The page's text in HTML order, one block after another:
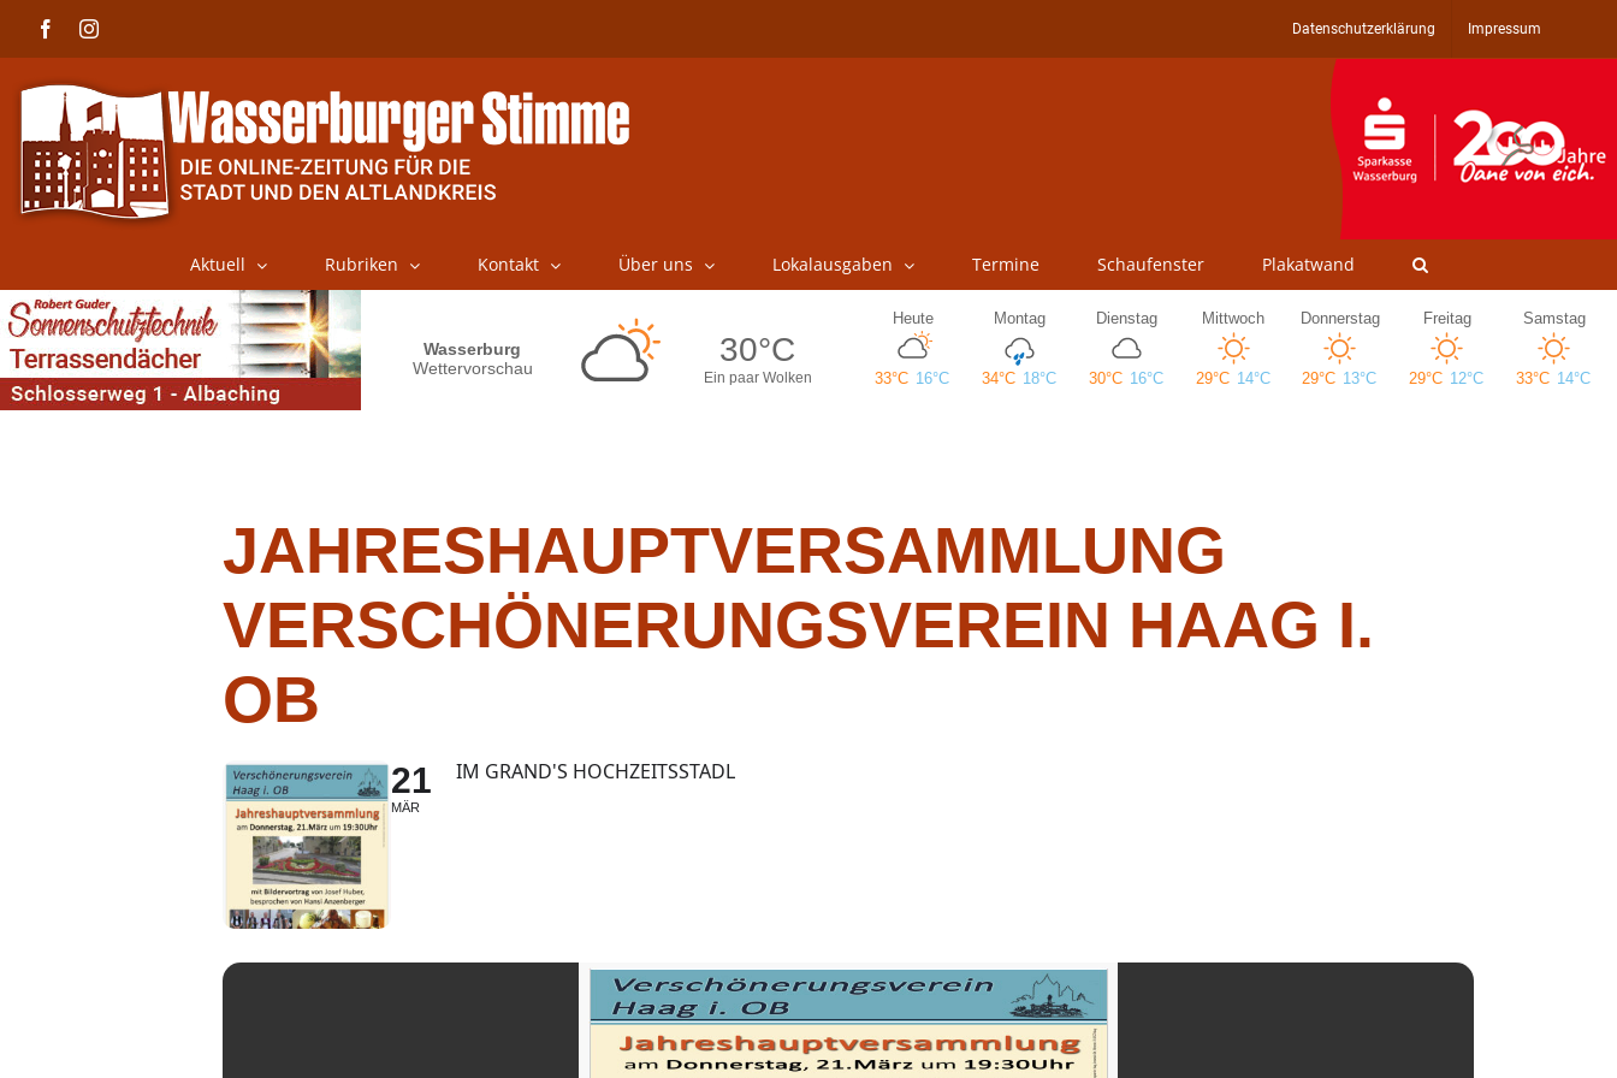
FacebookInstagram Datenschutzerklärung Impressum
Aktuell Rubriken Kontakt Über uns Lokalausgaben Termine Schaufenster Plakatwand
JAHRESHAUPTVERSAMMLUNG
VERSCHÖNERUNGSVEREIN HAAG I.
OB
21
MÄR
IM GRAND'S HOCHZEITSSTADL